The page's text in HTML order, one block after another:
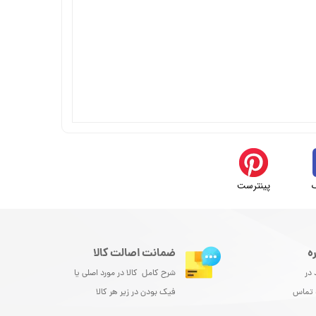
پینترست
در
تماس
ضمانت اصالت کالا
شرح کامل کالا در مورد اصلی یا
فیک بودن در زیر هر کالا